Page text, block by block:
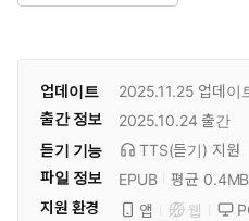
업데이트 2025.11.25 업데이
출간 정보
2025.10.24 출간
듣기 기능
TTS(듣기) 지원
파일 정보
EPUB
평균 0.4MB
지원 환경
앱 웹